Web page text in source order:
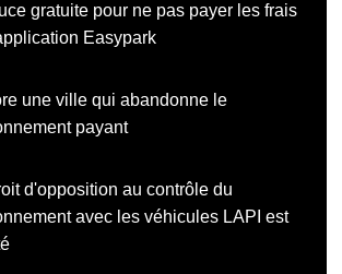
gratuite pour ne pas payer les frais
Easypark
une ville qui abandonne le
payant
d'opposition au contrôle du
avec les véhicules LAPI est